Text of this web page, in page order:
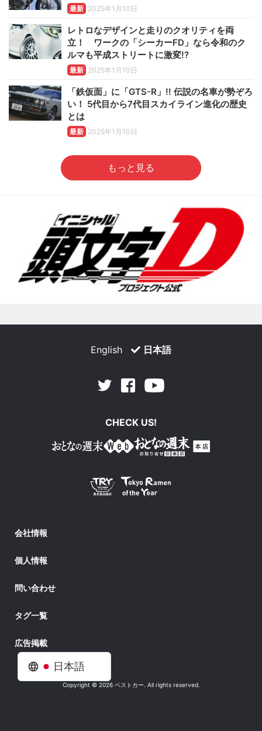
日本語
最新 2025年1月10日
レトロなデザインと走りのクオリティを両
立！ ワークの「シーカーFD」なら令和のク
ルマも平成ストリートに激変!?
最新 2025年1月10日
「鉄仮面」に「GTS-R」!! 伝説の名車が勢ぞろ
い！ 5代目から7代目スカイライン進化の歴史
とは
最新 2025年1月10日
もっと見る
English 日本語
Twitter Facebook
CHECK US!
会社情報
個人情報
問い合わせ
タグ一覧
広告掲載
Copyright © 2026 ベストカー. All rights reserved.